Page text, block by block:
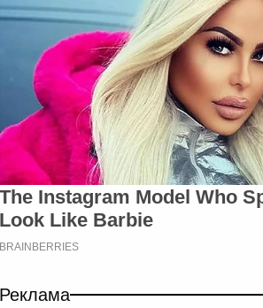
Реклама